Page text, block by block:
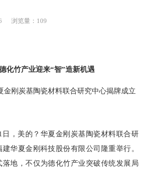
浏览量： 109
化竹产业迎来“智”造新机遇
刚炭基陶瓷材料联合研究中心揭牌成立
日，美的？华夏金刚炭基陶瓷材料联合研
华夏金刚科技股份有限公司 隆重举行。
落地，不仅为德化竹产业突破传统发展局